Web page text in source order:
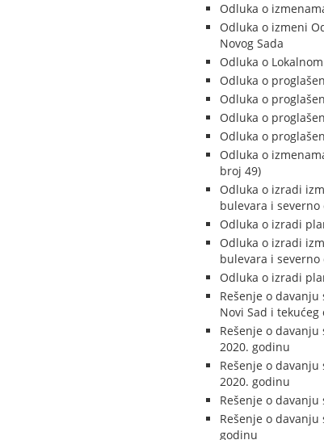
Odluka o
Odluka o izmeni
Novog Sada
Odluka o
Odluka o
Odluka o
Odluka o
Odluka o
Odluka o
broj 49)
Odluka o izradi
bulevara i
Odluka o izradi
Odluka o izradi
bulevara i severno
Odluka o izradi
Rešenje o
Novi Sad i
Rešenje o
2020. godinu
Rešenje o
2020. godinu
Rešenje o
Rešenje o
godinu